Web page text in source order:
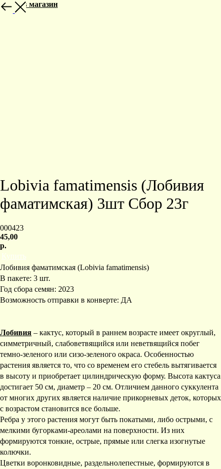
Назад в магазин
Lobivia famatimensis (Лобивия
фаматимская) 3шт Сбор 23г
000423
45,00
р.
Купить
Лобивия фаматимская (Lobivia famatimensis)
В пакете: 3 шт.
Год сбора семян: 2023
Возможность отправки в конверте: ДА
Лобивия – кактус, который в раннем возрасте имеет округлый,
симметричный, слабоветвящийся или неветвящийся побег
темно-зеленого или сизо-зеленого окраса. Особенностью
растения является то, что со временем его стебель вытягивается
в высоту и приобретает цилиндрическую форму. Высота кактуса
достигает 50 см, диаметр – 20 см. Отличием данного суккулента
от многих других является наличие прикорневых деток, которых
с возрастом становится все больше.
Ребра у этого растения могут быть покатыми, либо острыми, с
мелкими бугорками-ареолами на поверхности. Из них
формируются тонкие, острые, прямые или слегка изогнутые
колючки.
Цветки воронковидные, раздельнолепестные, формируются в